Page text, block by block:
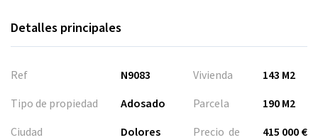
Detalles principales
Ref
N9083
Tipo de propiedad
Adosado
Ciudad
Dolores
Vivienda
143 M2
Parcela
190 M2
Precio de
415 000 €